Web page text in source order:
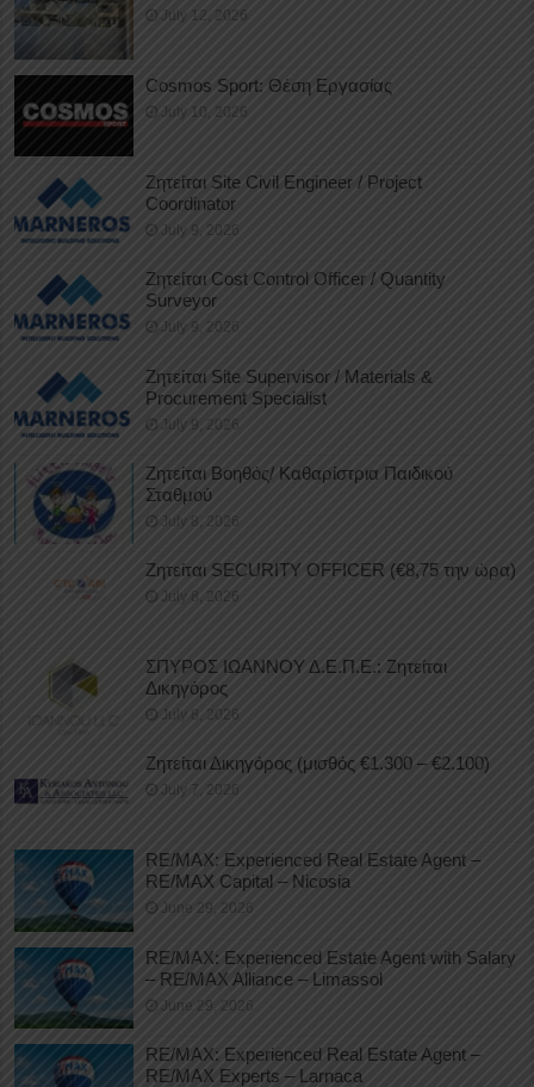
July 12, 2026
Cosmos Sport: Θέση Εργασίας
July 10, 2026
Ζητείται Site Civil Engineer / Project
Coordinator
July 9, 2026
Ζητείται Cost Control Officer / Quantity
Surveyor
July 9, 2026
Ζητείται Site Supervisor / Materials &
Procurement Specialist
July 9, 2026
Ζητείται Βοηθός/ Καθαρίστρια Παιδικού
Σταθμού
July 8, 2026
Ζητείται SECURITY OFFICER (€8,75 την ώρα)
July 8, 2026
ΣΠΥΡΟΣ ΙΩΑΝΝΟΥ Δ.Ε.Π.Ε.: Ζητείται
Δικηγόρος
July 8, 2026
Ζητείται Δικηγόρος (μισθός €1.300 – €2.100)
July 7, 2026
RE/MAX: Experienced Real Estate Agent –
RE/MAX Capital – Nicosia
June 29, 2026
RE/MAX: Experienced Estate Agent with Salary
– RE/MAX Alliance – Limassol
June 29, 2026
RE/MAX: Experienced Real Estate Agent –
RE/MAX Experts – Larnaca